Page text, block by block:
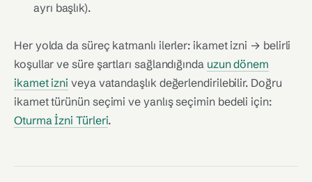
ayrı başlık).
Her yolda da süreç katmanlı ilerler: ikamet izni → belirli
koşullar ve süre şartları sağlandığında uzun dönem
ikamet izni veya vatandaşlık değerlendirilebilir. Doğru
ikamet türünün seçimi ve yanlış seçimin bedeli için:
Oturma İzni Türleri.